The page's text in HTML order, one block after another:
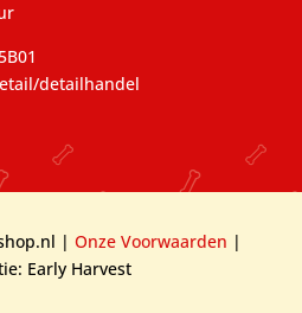
detailhandel
|Onze Voorwaarden |
Early Harvest